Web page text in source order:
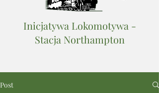
Inicjatywa Lokomotywa -
Stacja Northampton
Post